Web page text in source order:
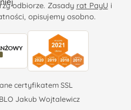
odbiorze. Zasady rat PayU i
opisujemy osobno.
certyfikatem SSL
Jakub Wojtalewicz